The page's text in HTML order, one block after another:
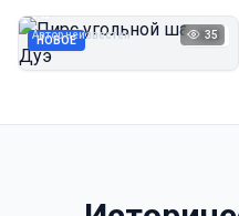
НОВОЕ 1923
Автор неизвестен 35